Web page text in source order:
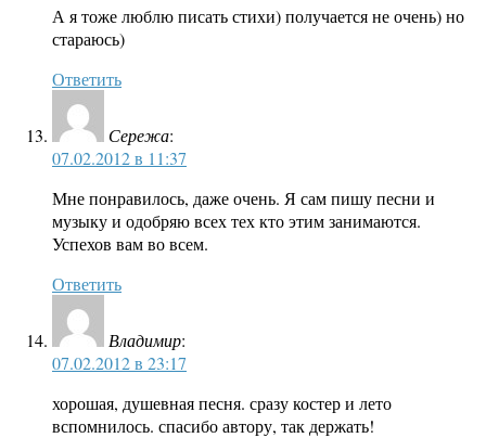
А я тоже люблю писать стихи) получается не очень) но
стараюсь)
Ответить
Сережа:
07.02.2012 в 11:37
Мне понравилось, даже очень. Я сам пишу песни и
музыку и одобряю всех тех кто этим занимаются.
Успехов вам во всем.
Ответить
Владимир:
07.02.2012 в 23:17
хорошая, душевная песня. сразу костер и лето
вспомнилось. спасибо автору, так держать!